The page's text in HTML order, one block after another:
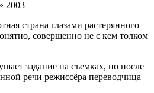
2003
страна глазами растерянного
совершенно не с кем толком
задание на съемках, но после
речи режиссёра переводчица